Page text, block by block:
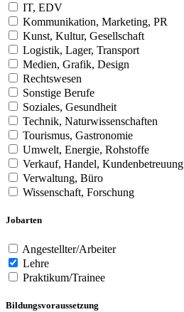
IT, EDV
Kommunikation, Marketing, PR
Kunst, Kultur, Gesellschaft
Logistik, Lager, Transport
Medien, Grafik, Design
Rechtswesen
Sonstige Berufe
Soziales, Gesundheit
Technik, Naturwissenschaften
Tourismus, Gastronomie
Umwelt, Energie, Rohstoffe
Verkauf, Handel, Kundenbetreuung
Verwaltung, Büro
Wissenschaft, Forschung
Jobarten
Angestellter/Arbeiter
Lehre
Praktikum/Trainee
Bildungsvoraussetzung